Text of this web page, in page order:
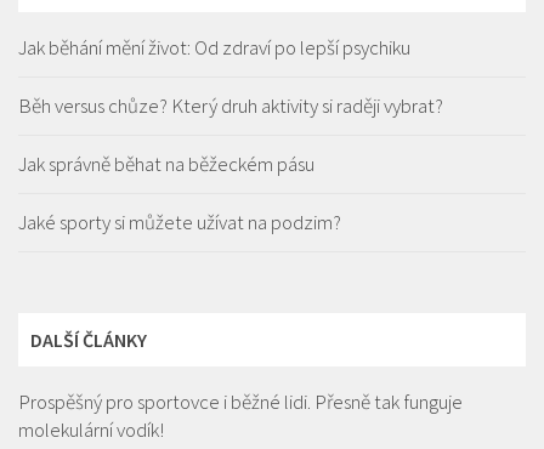
Jak běhání mění život: Od zdraví po lepší psychiku
Běh versus chůze? Který druh aktivity si raději vybrat?
Jak správně běhat na běžeckém pásu
Jaké sporty si můžete užívat na podzim?
DALŠÍ ČLÁNKY
Prospěšný pro sportovce i běžné lidi. Přesně tak funguje
molekulární vodík!